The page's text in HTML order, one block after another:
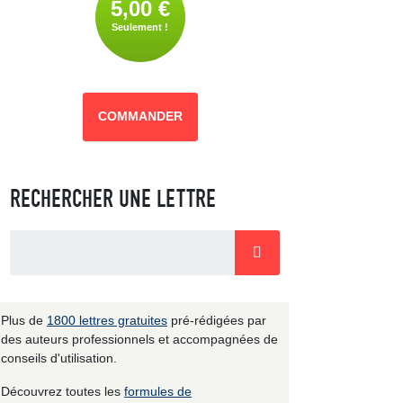
5,00 €
Seulement !
COMMANDER
RECHERCHER UNE LETTRE
Plus de 1800 lettres gratuites pré-rédigées par
des auteurs professionnels et accompagnées de
conseils d'utilisation.
Découvrez toutes les formules de